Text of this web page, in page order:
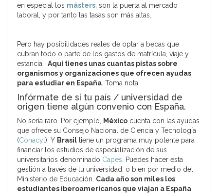
en especial los másters , son la puerta al mercado
laboral, y por tanto las tasas son más altas.
Pero hay posibilidades reales de optar a becas que
cubran todo o parte de los gastos de matrícula, viaje y
estancia. Aquí tienes unas cuantas pistas sobre
organismos y organizaciones que ofrecen ayudas
para estudiar en España . Toma nota:
Infórmate de si tu país / universidad de
origen tiene algún convenio con España.
No sería raro. Por ejemplo, México cuenta con las ayudas
que ofrece su Consejo Nacional de Ciencia y Tecnología
(Conacyt). Y Brasil tiene un programa muy potente para
financiar los estudios de especialización de sus
universitarios denominado Capes . Puedes hacer esta
gestión a través de tu universidad, o bien por medio del
Ministerio de Educación. Cada año son miles los
estudiantes iberoamericanos que viajan a España